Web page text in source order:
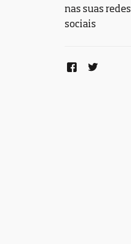
nas suas redes
sociais